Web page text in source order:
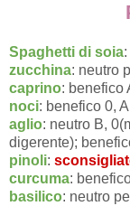
Spaghetti di soia
zucchina: neutro
caprino: benefico
noci: benefico 0,
aglio: neutro B,
digerente);
pinoli:
curcuma:
basilico: neutro